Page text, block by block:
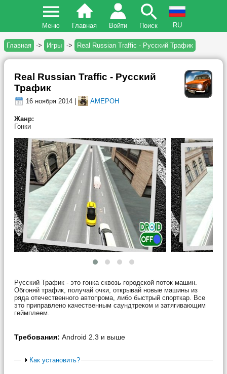
Меню Главная Войти Поиск RU
Главная -> Игры -> Real Russian Traffic - Русский Трафик
Real Russian Traffic - Русский
Трафик
16 ноября 2014 | AMEPOH
Жанр:
Гонки
Русский Трафик - это гонка сквозь городской поток машин.
Обгоняй трафик, получай очки, открывай новые машины из
ряда отечественного автопрома, либо быстрый спорткар. Все
это приправлено качественным саундтреком и затягивающим
геймплеем.
Требования: Android 2.3 и выше
Как установить?